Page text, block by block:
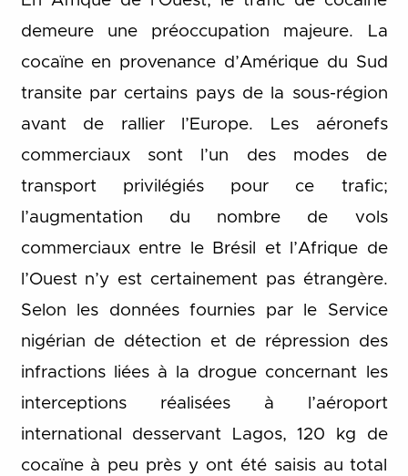
demeure une préoccupation majeure. La
cocaïne en provenance d’Amérique du Sud
transite par certains pays de la sous-région
avant de rallier l’Europe. Les aéronefs
commerciaux sont l’un des modes de
transport privilégiés pour ce trafic;
l’augmentation du nombre de vols
commerciaux entre le Brésil et l’Afrique de
l’Ouest n’y est certainement pas étrangère.
Selon les données fournies par le Service
nigérian de détection et de répression des
infractions liées à la drogue concernant les
interceptions réalisées à l’aéroport
international desservant Lagos, 120 kg de
cocaïne à peu près y ont été saisis au total